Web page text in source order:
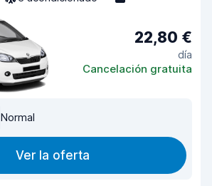
22,80 €
día
Cancelación gratuita
Normal
Ver la oferta